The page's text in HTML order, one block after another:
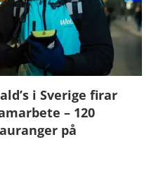
i Sverige firar
– 120
på